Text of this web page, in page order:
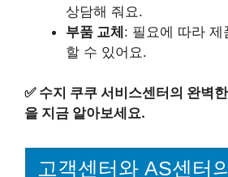
상담해 줘요.
부품 교체: 필요에 따라 제
할 수 있어요.
✅ 수지 쿠쿠 서비스센터의 완벽
을 지금 알아보세요.
고객센터와 AS센터